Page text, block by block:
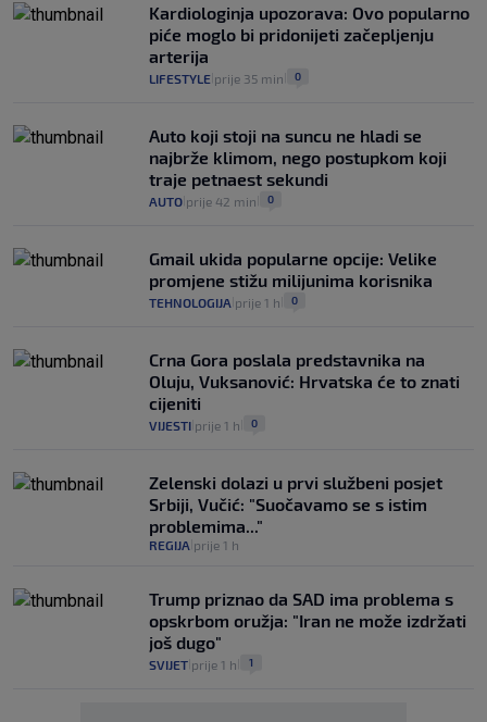
Kardiologinja upozorava: Ovo popularno
piće moglo bi pridonijeti začepljenju
arterija
LIFESTYLE prije 35 min 0
Auto koji stoji na suncu ne hladi se
najbrže klimom, nego postupkom koji
traje petnaest sekundi
AUTO prije 42 min 0
Gmail ukida popularne opcije: Velike
promjene stižu milijunima korisnika
TEHNOLOGIJA prije 1 h 0
Crna Gora poslala predstavnika na
Oluju, Vuksanović: Hrvatska će to znati
cijeniti
VIJESTI prije 1 h 0
Zelenski dolazi u prvi službeni posjet
Srbiji, Vučić: "Suočavamo se s istim
problemima..."
REGIJA prije 1 h
Trump priznao da SAD ima problema s
opskrbom oružja: "Iran ne može izdržati
još dugo"
SVIJET prije 1 h 1